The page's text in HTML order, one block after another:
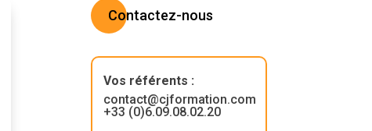
Contactez-nous
Vos référents :
contact@cjformation.com
+33 (0)6.09.08.02.20